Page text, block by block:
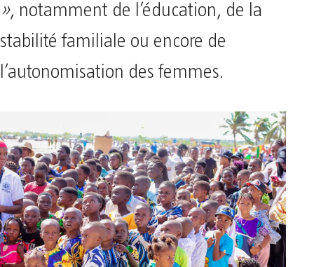
», notamment de l’éducation, de la
stabilité familiale ou encore de
l’autonomisation des femmes.